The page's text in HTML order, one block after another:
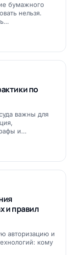
бумажного
нельзя.
по
важны для
и…
и правил
авторизацию и
кому